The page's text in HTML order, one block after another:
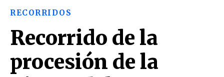
RECORRIDOS
Recorrido de la
procesión de la